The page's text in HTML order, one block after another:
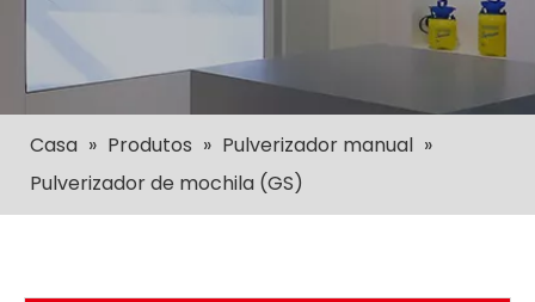
Casa » Produtos » Pulverizador manual »
Pulverizador de mochila (GS)